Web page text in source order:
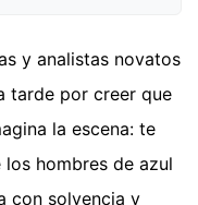
y analistas novatos
tarde por creer que
la escena: te
hombres de azul
con solvencia y